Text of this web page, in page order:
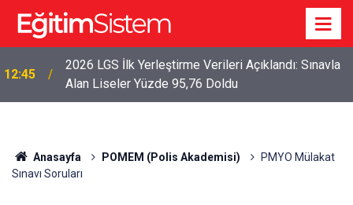
12:45
2026 LGS İlk Yerleştirme Verileri Açıklandı: Sınavla
Alan Liseler Yüzde 95,76 Doldu
Anasayfa POMEM (Polis Akademisi)
PMYO Mülakat
Sınavı Soruları